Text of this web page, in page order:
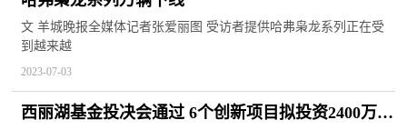
文 羊城晚报全媒体记者张爱丽图 受访者提供哈弗枭龙系列正在受
到越来越
2023-07-03
西丽湖基金投决会通过 6个创新项目拟投资2400万